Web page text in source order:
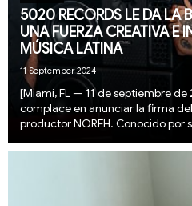
5020 RECORDS LE DA LA
UNA FUERZA CREATIVA E
MÚSICA LATINA
11 September 2024
[Miami, FL — 11 de septiembre
complace en anunciar la firma
productor NOREH. Conocido
aporta un sonido único que